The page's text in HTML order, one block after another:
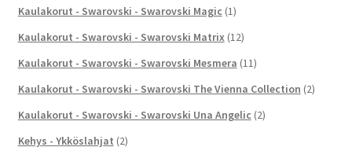
Kaulakorut - Swarovski - Swarovski Magic (1)
Kaulakorut - Swarovski - Swarovski Matrix (12)
Kaulakorut - Swarovski - Swarovski Mesmera (11)
Kaulakorut - Swarovski - Swarovski The Vienna Collection (2)
Kaulakorut - Swarovski - Swarovski Una Angelic (2)
Kehys - Ykköslahjat (2)